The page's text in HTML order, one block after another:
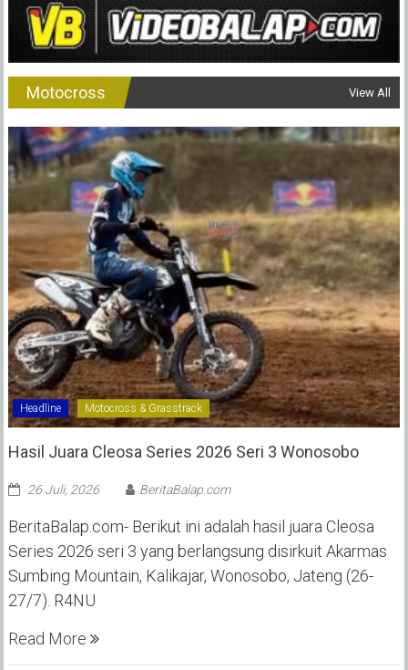
Motocross View All
Headline Motocross & Grasstrack
Hasil Juara Cleosa Series 2026 Seri 3 Wonosobo ‎
26 Juli, 2026 BeritaBalap.com
BeritaBalap.com- Berikut ini adalah hasil juara Cleosa
Series 2026 seri 3 yang berlangsung disirkuit Akarmas
Sumbing Mountain, Kalikajar, Wonosobo, Jateng (26-
27/7). R4NU
Read More